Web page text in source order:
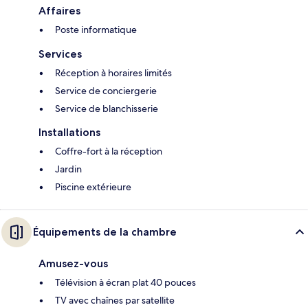
Affaires
Poste informatique
Services
Réception à horaires limités
Service de conciergerie
Service de blanchisserie
Installations
Coffre-fort à la réception
Jardin
Piscine extérieure
Équipements de la chambre
Amusez-vous
Télévision à écran plat 40 pouces
TV avec chaînes par satellite